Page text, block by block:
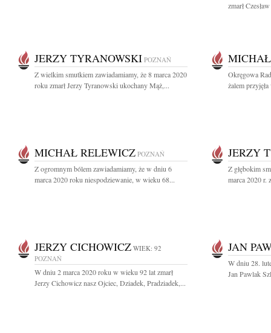
zmarł
JERZY TYRANOWSKI POZNAŃ
Z wielkim smutkiem zawiadamiamy, że 8 marca 2020
roku zmarł Jerzy Tyranowski ukochany Mąż,...
Okręgowa
żalem
MICHAŁ RELEWICZ POZNAŃ
Z ogromnym bólem zawiadamiamy, że w dniu 6
marca 2020 roku niespodziewanie, w wieku 68...
JERZY
Z głębokim
marca 2020 r.
JERZY CICHOWICZ WIEK: 92
POZNAŃ
W dniu 2 marca 2020 roku w wieku 92 lat zmarł
Jerzy Cichowicz nasz Ojciec, Dziadek, Pradziadek,...
JAN
W dniu 28.
Jan Pawlak